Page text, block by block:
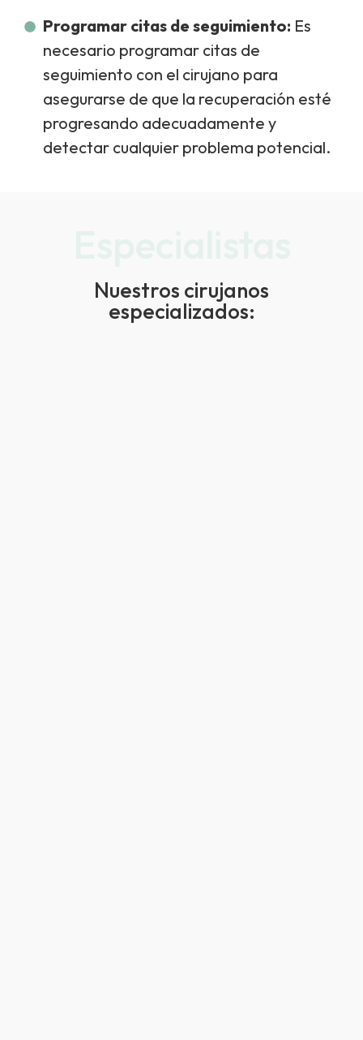
Programar citas de seguimiento: Es
necesario programar citas de
seguimiento con el cirujano para
asegurarse de que la recuperación esté
progresando adecuadamente y
detectar cualquier problema potencial.
Nuestros cirujanos
especializados: